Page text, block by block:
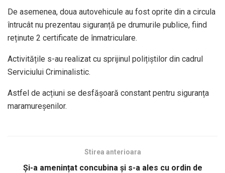
De asemenea, doua autovehicule au fost oprite din a circula
întrucât nu prezentau siguranță pe drumurile publice, fiind
reținute 2 certificate de înmatriculare.
Activitățile s-au realizat cu sprijinul polițiștilor din cadrul
Serviciului Criminalistic.
Astfel de acțiuni se desfășoară constant pentru siguranța
maramureșenilor.
Stirea anterioara
Și-a amenințat concubina și s-a ales cu ordin de